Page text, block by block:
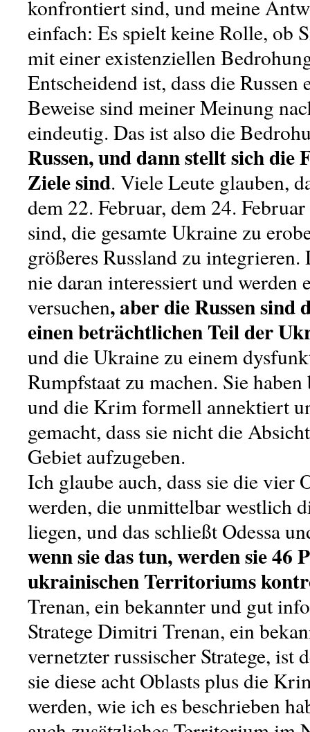
konfrontiert sind, und meine
einfach: Es spielt keine Rolle, ob
mit einer existenziellen
Entscheidend ist, dass die Russen
Beweise sind meiner Meinung
eindeutig. Das ist also die
Russen, und dann stellt sich die
Ziele sind. Viele Leute glauben,
dem 22. Februar, dem 24.
sind, die gesamte Ukraine zu
größeres Russland zu integrieren.
nie daran interessiert und werden
versuchen, aber die Russen sind
einen beträchtlichen Teil der
und die Ukraine zu einem
Rumpfstaat zu machen. Sie
und die Krim formell annektiert
gemacht, dass sie nicht die
Gebiet aufzugeben.
Ich glaube auch, dass sie die vier
werden, die unmittelbar westlich
liegen, und das schließt Odessa
wenn sie das tun, werden sie 46
ukrainischen Territoriums
Trenan, ein bekannter und gut
Stratege Dimitri Trenan, ein
vernetzter russischer Stratege, ist
sie diese acht Oblasts plus die
werden, wie ich es beschrieben